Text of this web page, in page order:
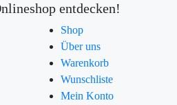
entdecken!
Shop
Über uns
Warenkorb
Wunschliste
Mein Konto